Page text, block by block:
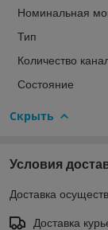
Номинальная
Тип
Количество
Состояние
Скрыть
Условия
Доставка
Доставка